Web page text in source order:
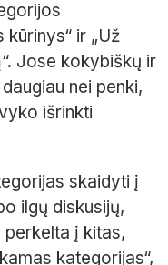
ir „Už
Jose kokybiškų ir
nei penki,
išrinkti
skaidyti į
ilgų diskusijų,
į kitas,
kategorijas“,